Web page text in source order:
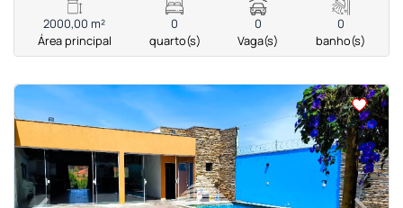
2000,00 m²
Área principal
0
quarto(s)
0
Vaga(s)
0
banho(s)
<